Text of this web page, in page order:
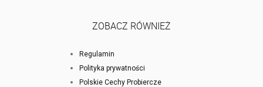
ZOBACZ RÓWNIEŻ
Regulamin
Polityka prywatności
Polskie Cechy Probiercze